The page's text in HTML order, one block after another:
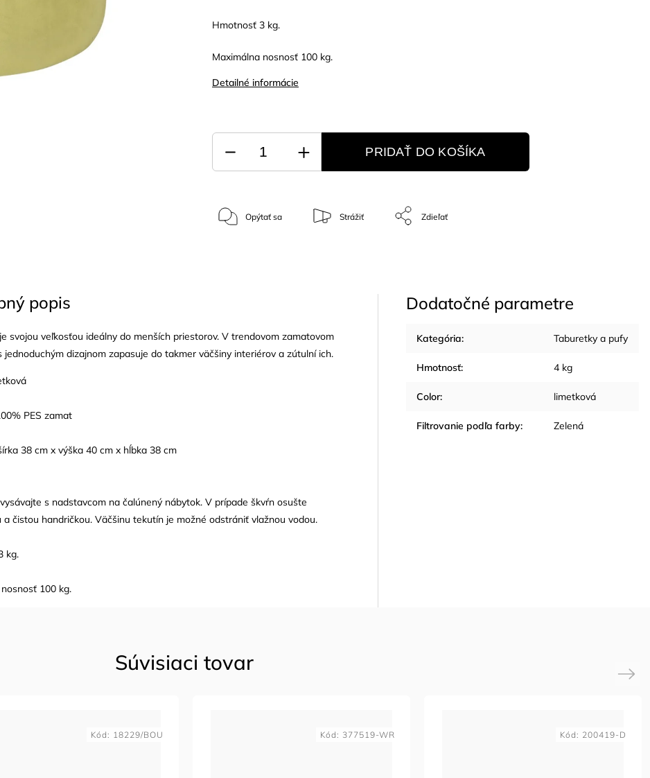
Hmotnosť 3 kg.
Maximálna nosnosť 100 kg.
Detailné informácie
PRIDAŤ DO KOŠÍKA
Opýtať sa Strážiť Zdieľať
popis
svojou veľkosťou ideálny do menších priestorov. V trendovom zamatovom
jednoduchým dizajnom zapasuje do takmer väčšiny interiérov a zútulní ich.
PES zamat
38 cm x výška 40 cm x hĺbka 38 cm
s nadstavcom na čalúnený nábytok. V prípade škvŕn osušte
a čistou handričkou. Väčšinu tekutín je možné odstrániť vlažnou vodou.
kg.
100 kg.
Dodatočné parametre
Kategória: Taburetky a pufy
Hmotnosť: 4 kg
Color: limetková
Filtrovanie podľa farby: Zelená
Súvisiaci tovar
Kód: 18229/BOU Kód: 377519-WR Kód: 200419-D
Next